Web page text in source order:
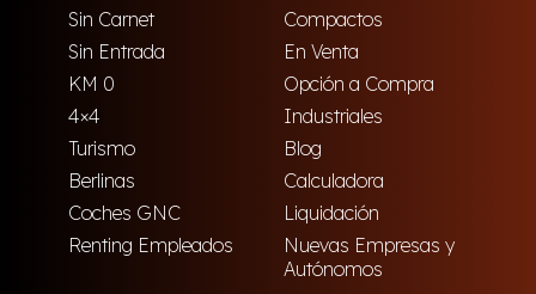
Sin Carnet
Compactos
Sin Entrada
En Venta
KM 0
Opción a Compra
4×4
Industriales
Turismo
Blog
Berlinas
Calculadora
Coches GNC
Liquidación
Renting Empleados
Nuevas Empresas y
Autónomos